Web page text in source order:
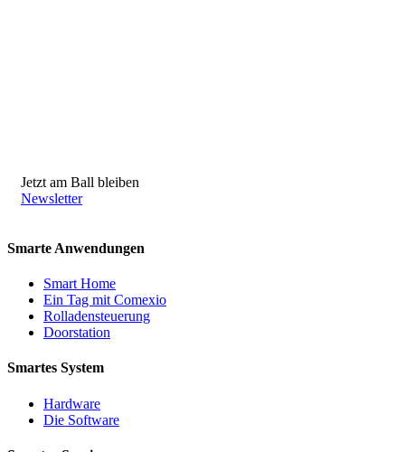
Jetzt am Ball bleiben
Newsletter
Smarte Anwendungen
Smart Home
Ein Tag mit Comexio
Rolladensteuerung
Doorstation
Smartes System
Hardware
Die Software